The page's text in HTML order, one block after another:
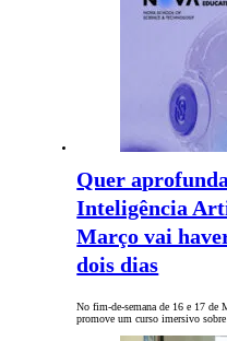
Quer
Inteligência
Março vai
dois dias
No fim-de-semana de 16 e 17 de
promove um curso imersivo